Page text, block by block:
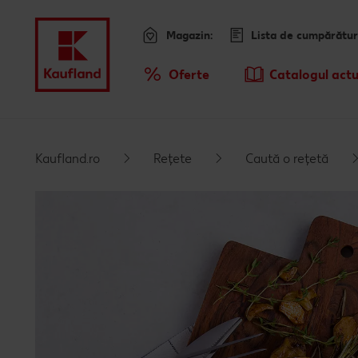
Meniu Oferte Catalogul
Magazin: Lista de
Kaufland.ro Rețete Caută o rețetă